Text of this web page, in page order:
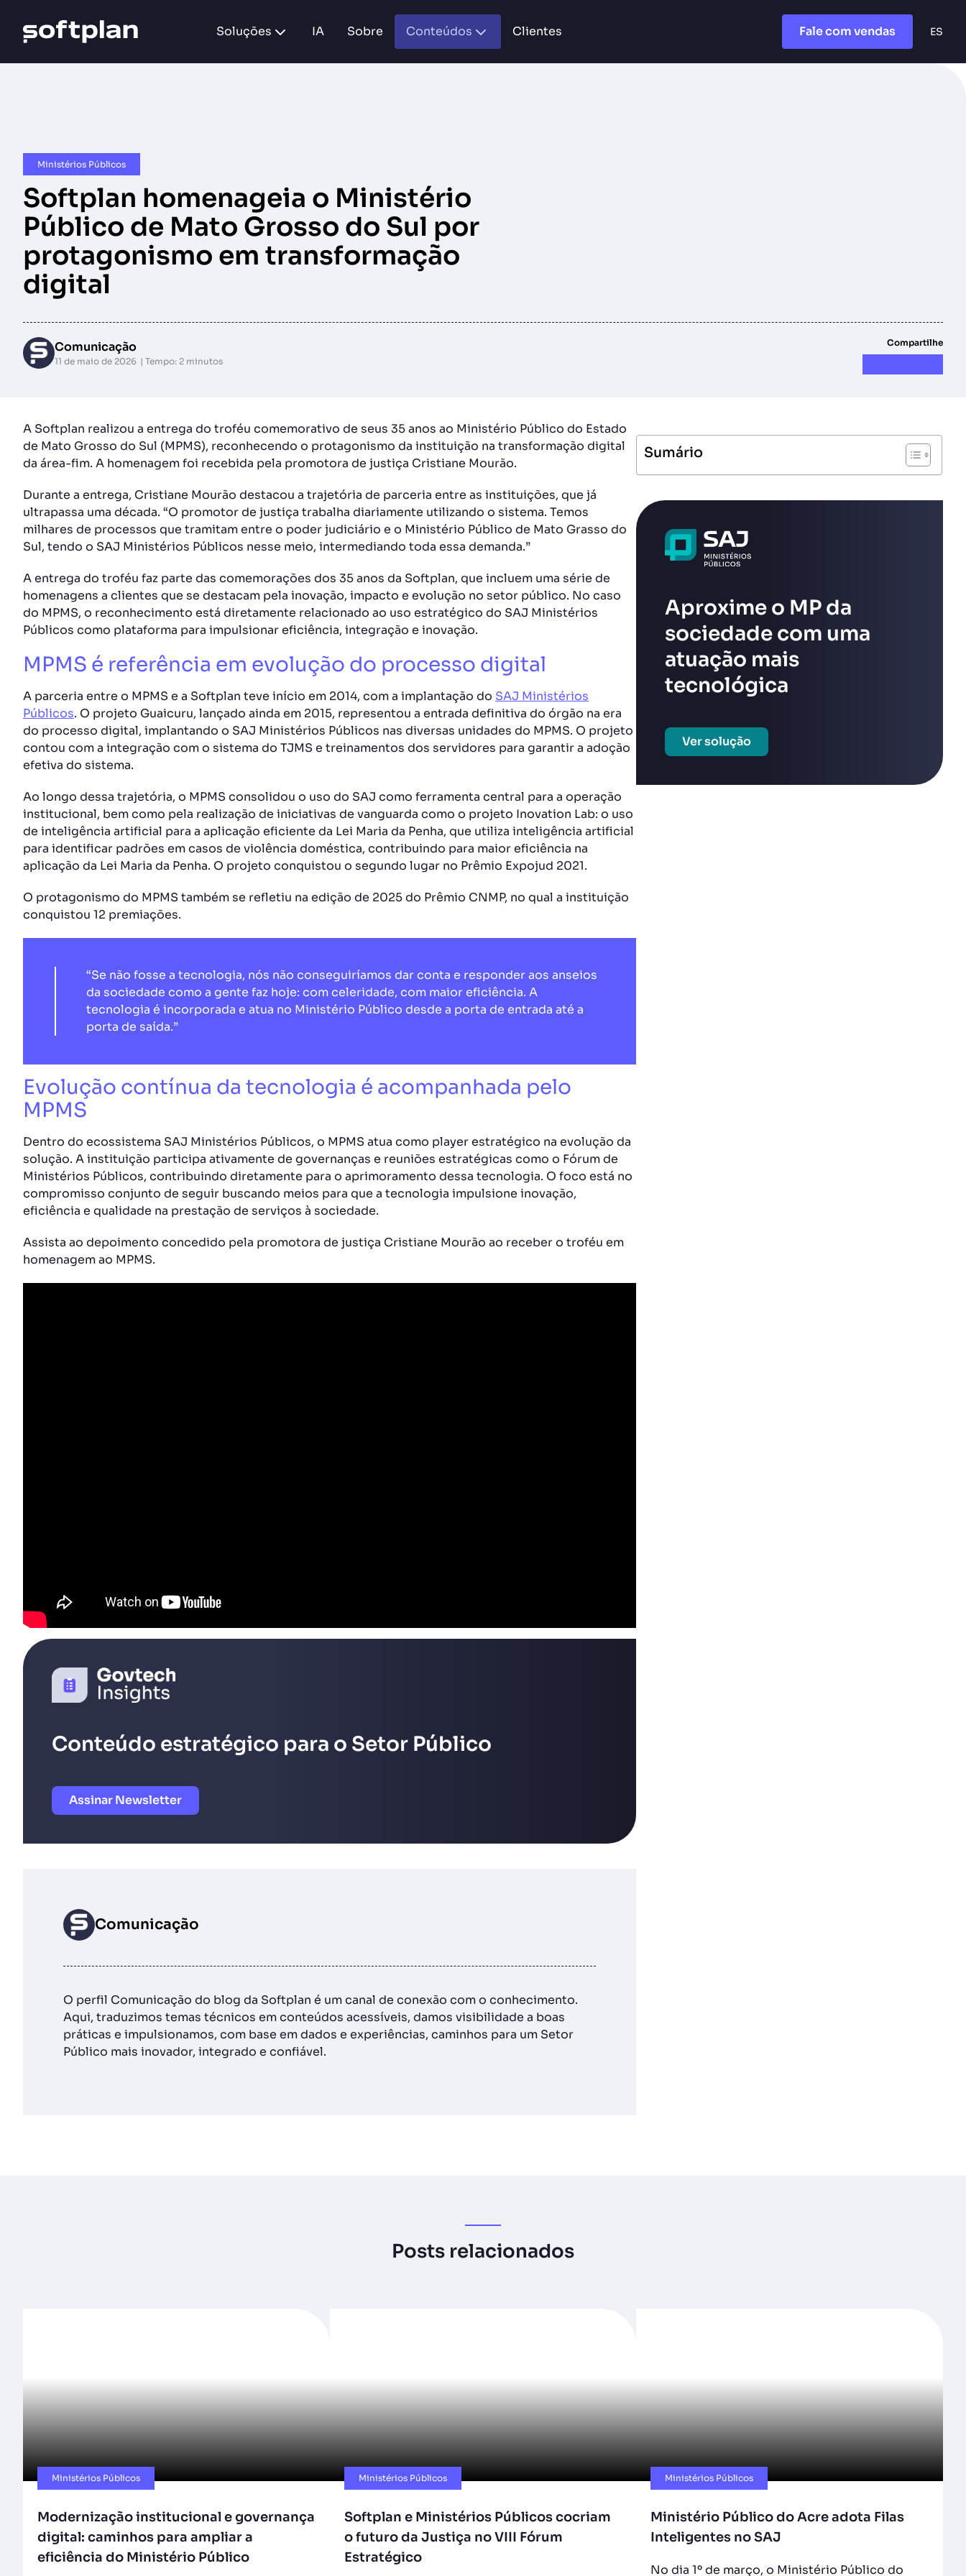
Soluções IA Sobre Conteúdos Clientes Fale com vendas ES
Ministérios Públicos​
Softplan homenageia o Ministério
Público de Mato Grosso do Sul por
protagonismo em transformação
digital
Comunicação
11 de maio de 2026 Tempo: 2 minutos
Compartilhe
A Softplan realizou a entrega do troféu comemorativo de seus 35 anos ao Ministério Público do Estado
de Mato Grosso do Sul (MPMS), reconhecendo o protagonismo da instituição na transformação digital
da área-fim. A homenagem foi recebida pela promotora de justiça Cristiane Mourão.
Durante a entrega, Cristiane Mourão destacou a trajetória de parceria entre as instituições, que já
ultrapassa uma década. “O promotor de justiça trabalha diariamente utilizando o sistema. Temos
milhares de processos que tramitam entre o poder judiciário e o Ministério Público de Mato Grasso do
Sul, tendo o SAJ Ministérios Públicos nesse meio, intermediando toda essa demanda.”
A entrega do troféu faz parte das comemorações dos 35 anos da Softplan, que incluem uma série de
homenagens a clientes que se destacam pela inovação, impacto e evolução no setor público. No caso
do MPMS, o reconhecimento está diretamente relacionado ao uso estratégico do SAJ Ministérios
Públicos como plataforma para impulsionar eficiência, integração e inovação.
MPMS é referência em evolução do processo digital
A parceria entre o MPMS e a Softplan teve início em 2014, com a implantação do SAJ Ministérios
Públicos. O projeto Guaicuru, lançado ainda em 2015, representou a entrada definitiva do órgão na era
do processo digital, implantando o SAJ Ministérios Públicos nas diversas unidades do MPMS. O projeto
contou com a integração com o sistema do TJMS e treinamentos dos servidores para garantir a adoção
efetiva do sistema.
Ao longo dessa trajetória, o MPMS consolidou o uso do SAJ como ferramenta central para a operação
institucional, bem como pela realização de iniciativas de vanguarda como o projeto Inovation Lab: o uso
de inteligência artificial para a aplicação eficiente da Lei Maria da Penha, que utiliza inteligência artificial
para identificar padrões em casos de violência doméstica, contribuindo para maior eficiência na
aplicação da Lei Maria da Penha. O projeto conquistou o segundo lugar no Prêmio Expojud 2021.
O protagonismo do MPMS também se refletiu na edição de 2025 do Prêmio CNMP, no qual a instituição
conquistou 12 premiações.
“Se não fosse a tecnologia, nós não conseguiríamos dar conta e responder aos anseios
da sociedade como a gente faz hoje: com celeridade, com maior eficiência. A
tecnologia é incorporada e atua no Ministério Público desde a porta de entrada até a
porta de saída.”
Evolução contínua da tecnologia é acompanhada pelo
MPMS
Dentro do ecossistema SAJ Ministérios Públicos, o MPMS atua como player estratégico na evolução da
solução. A instituição participa ativamente de governanças e reuniões estratégicas como o Fórum de
Ministérios Públicos, contribuindo diretamente para o aprimoramento dessa tecnologia. O foco está no
compromisso conjunto de seguir buscando meios para que a tecnologia impulsione inovação,
eficiência e qualidade na prestação de serviços à sociedade.
Assista ao depoimento concedido pela promotora de justiça Cristiane Mourão ao receber o troféu em
homenagem ao MPMS.
Conteúdo estratégico para o Setor Público
Assinar Newsletter
Comunicação
O perfil Comunicação do blog da Softplan é um canal de conexão com o conhecimento.
Aqui, traduzimos temas técnicos em conteúdos acessíveis, damos visibilidade a boas
práticas e impulsionamos, com base em dados e experiências, caminhos para um Setor
Público mais inovador, integrado e confiável.
Sumário
Aproxime o MP da
sociedade com uma
atuação mais
tecnológica
Ver solução
Posts relacionados
Ministérios Públicos​
Modernização institucional e governança
digital: caminhos para ampliar a
eficiência do Ministério Público
Ministérios Públicos​
Softplan e Ministérios Públicos cocriam
o futuro da Justiça no VIII Fórum
Estratégico
Ministérios Públicos​
Ministério Público do Acre adota Filas
Inteligentes no SAJ
No dia 1º de março, o Ministério Público do